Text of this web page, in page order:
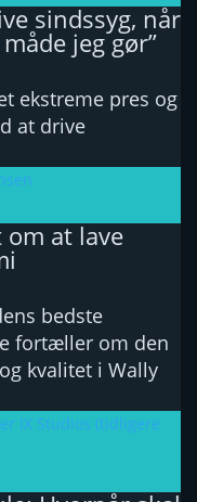
sindssyg, når
jeg gør”
ekstreme pres og
at drive
om at lave
bedste
fortæller om den
kvalitet i Wally